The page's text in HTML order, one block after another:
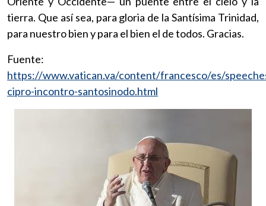
tierra. Que así sea, para gloria de la Santísima Trinidad,
para nuestro bien y para el bien el de todos. Gracias.
Fuente:
https://www.vatican.va/content/francesco/es/
cipro-incontro-santosinodo.html